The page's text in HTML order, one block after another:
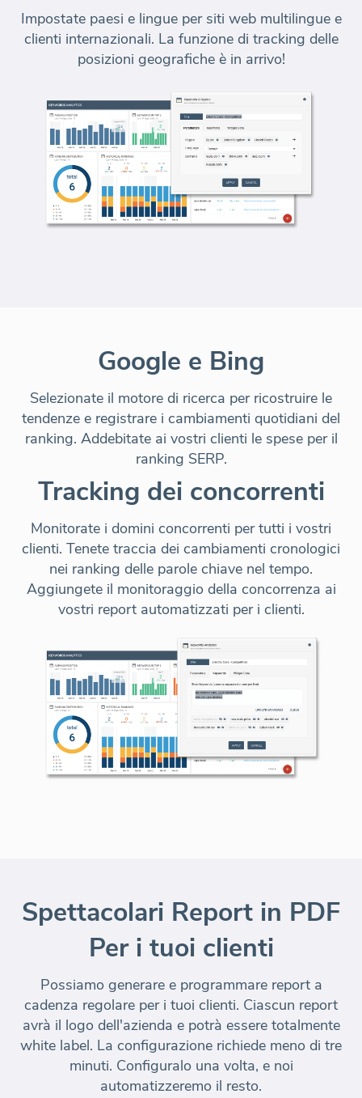
Impostate paesi e lingue per siti web multilingue e
clienti internazionali. La funzione di tracking delle
posizioni geografiche è in arrivo!
Google e Bing
Selezionate il motore di ricerca per ricostruire le
tendenze e registrare i cambiamenti quotidiani del
ranking. Addebitate ai vostri clienti le spese per il
ranking SERP.
Tracking dei concorrenti
Monitorate i domini concorrenti per tutti i vostri
clienti. Tenete traccia dei cambiamenti cronologici
nei ranking delle parole chiave nel tempo.
Aggiungete il monitoraggio della concorrenza ai
vostri report automatizzati per i clienti.
Spettacolari Report in PDF
Per i tuoi clienti
Possiamo generare e programmare report a
cadenza regolare per i tuoi clienti. Ciascun report
avrà il logo dell'azienda e potrà essere totalmente
white label. La configurazione richiede meno di tre
minuti. Configuralo una volta, e noi
automatizzeremo il resto.